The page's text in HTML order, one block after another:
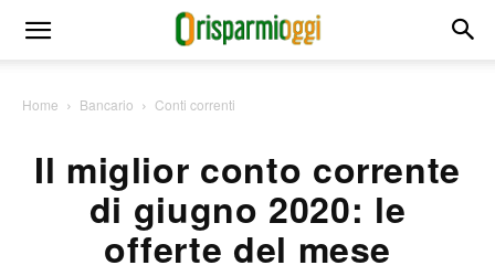
Home Bancario Conti correnti
Il miglior conto corrente
di giugno 2020: le
offerte del mese